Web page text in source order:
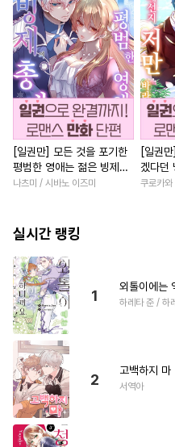
[일권만] 모든 것을 포기한
평범한 영애는 젊은 빙제의
총애를 받는다 [단행본]
나츠미 / 시바노 이즈미
[일권
겠다던
선지 저
쿠로카와
실시간 랭킹
1
외톨이에는
하레타 준 / 하
2
고백하지 마
서역아